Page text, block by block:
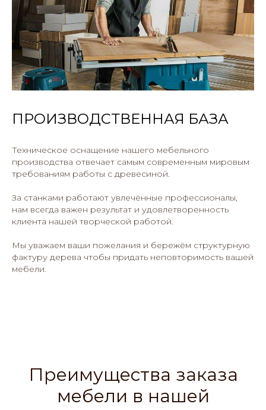
ПРОИЗВОДСТВЕННАЯ БАЗА
Техническое оснащение нашего мебельного
производства отвечает самым современным мировым
требованиям работы с древесиной.
За станками работают увлечённые профессионалы,
нам всегда важен результат и удовлетворенность
клиента нашей творческой работой.
Мы уважаем ваши пожелания и бережём структурную
фактуру дерева чтобы придать неповторимость вашей
мебели.
Преимущества заказа
мебели в нашей